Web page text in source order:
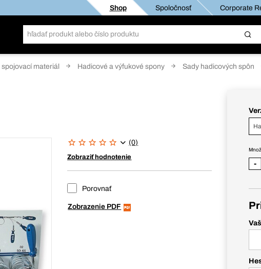
Shop Spoločnosť Corporate
spojovací materiál Hadicové a výfukové spony Sady hadicových spôn
(0)
Zobraziť hodnotenie
Porovnať
Zobrazenie PDF
-